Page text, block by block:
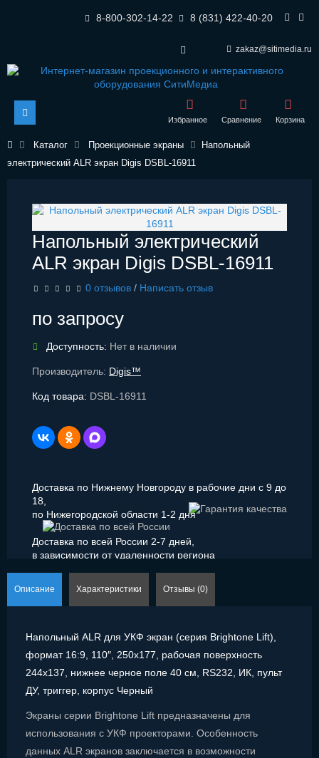
8 (831) 422-40-20
8-800-302-14-22
zakaz@sitimedia.ru
Корзина
Сравнение
Избранное
Каталог Проекционные экраны
Напольный
электрический ALR экран Digis DSBL-16911
Напольный электрический
ALR экран Digis DSBL-16911
0 отзывов / Написать отзыв
по запросу
Доступность: Нет в наличии
Производитель: Digis™
Код товара: DSBL-16911
Доставка по Нижнему Новгороду в рабочие дни с 9 до
18,
по Нижегородской области 1-2 дня
Доставка по всей России 2-7 дней,
в зависимости от удаленности региона
Описание Характеристики Отзывы (0)
Напольный ALR для УКФ экран (серия Brightone Lift),
формат 16:9, 110″, 250x177, рабочая поверхность
244x137, нижнее черное поле 40 см, RS232, ИК, пульт
ДУ, триггер, корпус Черный
Экраны серии Brightone Lift предназначены для
использования с УКФ проекторами. Особенность
данных ALR экранов заключается в возможности